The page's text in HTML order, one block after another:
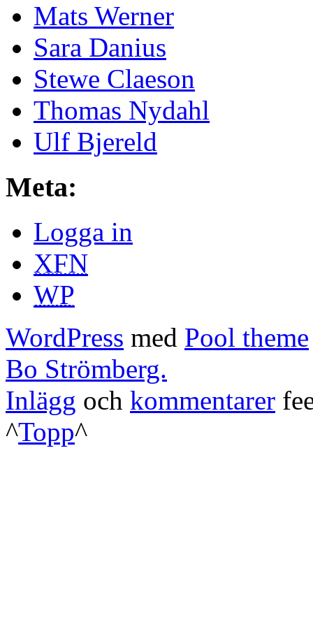
Mats Werner
Sara Danius
Stewe Claeson
Thomas Nydahl
Ulf Bjereld
Meta:
Logga in
XFN
WP
WordPress med Pool theme
Bo Strömberg.
Inlägg och kommentarer
^Topp^